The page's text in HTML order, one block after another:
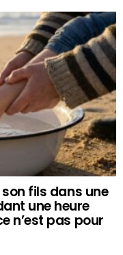
fils dans une
une heure
n’est pas pour